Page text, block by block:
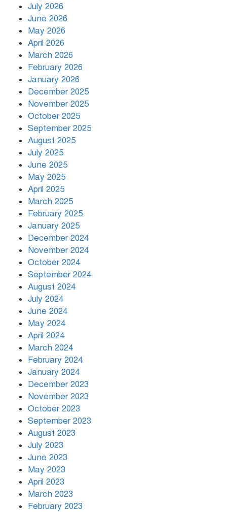
বৃষ্টি থামার নাম নেই, পথে পথে
July 2026
June 2026
May 2026
April 2026
March 2026
February 2026
January 2026
December 2025
November 2025
October 2025
September 2025
August 2025
July 2025
June 2025
May 2025
April 2025
March 2025
February 2025
January 2025
December 2024
November 2024
October 2024
September 2024
August 2024
July 2024
June 2024
May 2024
April 2024
March 2024
February 2024
January 2024
December 2023
November 2023
October 2023
September 2023
August 2023
July 2023
June 2023
May 2023
April 2023
March 2023
February 2023